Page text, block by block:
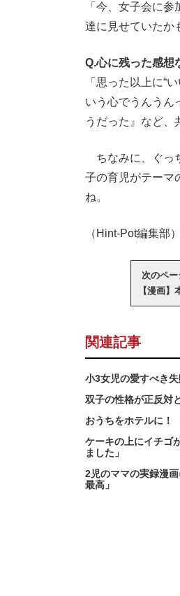
「今、女子会に
達に見せていたか
Q.心に残った感想
「思った以上に“
いう心でうんうん
うだった』など、
ちなみに、ぐっ
子の育児がテーマ
ね。
（Hint-Pot編集部）
次のペ
【漫画】
関連記事
小3女児の愛すべき
双子の性格が正反対
おうちをホテルに！
ケーキの上にイチゴ
ました」
2児のママの実録漫
最高」